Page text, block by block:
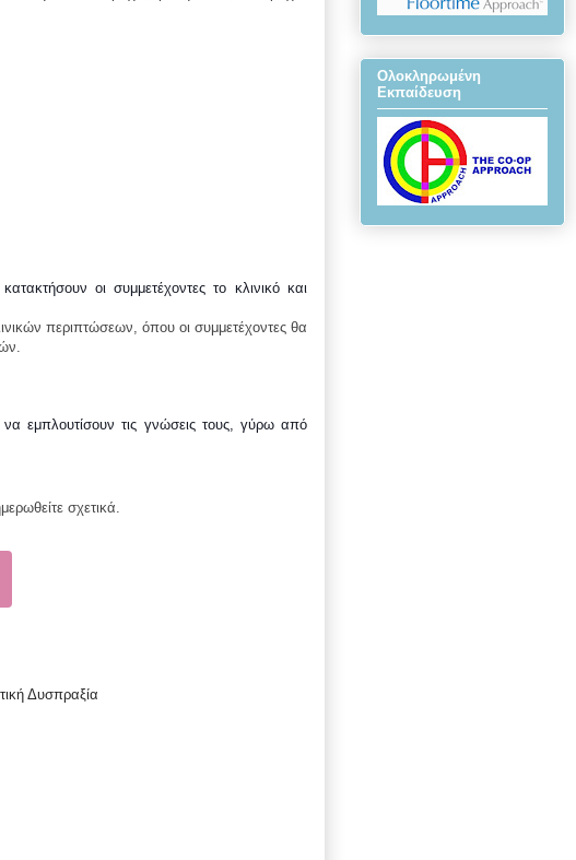
οι συμμετέχοντες το κλινικό και
περιπτώσεων, όπου οι συμμετέχοντες θα
εμπλουτίσουν τις γνώσεις τους, γύρω από
σχετικά.
Δυσπραξία
Ολοκληρωμένη
Εκπαίδευση